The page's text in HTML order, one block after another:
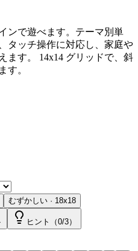
ンで遊べます。テーマ別単
タッチ操作に対応し、家庭や
ます。
14x14 グリッドで、斜
す。
むずかしい · 18x18
ヒント（0/3）